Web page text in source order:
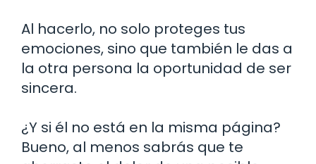
Al hacerlo, no solo proteges tus
emociones, sino que también le das a
la otra persona la oportunidad de ser
sincera.
¿Y si él no está en la misma página?
Bueno, al menos sabrás que te